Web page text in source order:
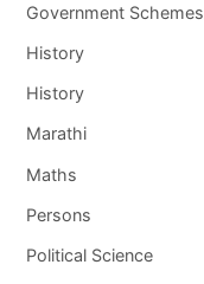
Government Schemes
History
History
Marathi
Maths
Persons
Political Science